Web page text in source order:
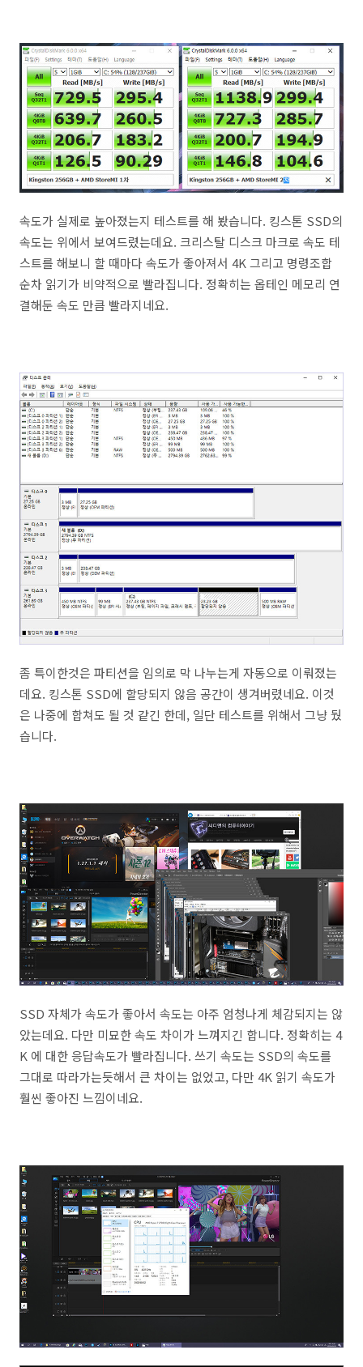
속도가 실제로 높아졌는지 테스트를 해 봤습니다. 킹스톤 SSD의
속도는 위에서 보여드렸는데요. 크리스탈 디스크 마크로 속도 테
스트를 해보니 할 때마다 속도가 좋아져서 4K 그리고 명령조합
순차 읽기가 비약적으로 빨라집니다. 정확히는 옵테인 메모리 연
결해둔 속도 만큼 빨라지네요.
좀 특이한것은 파티션을 임의로 막 나누는게 자동으로 이뤄졌는
데요. 킹스톤 SSD에 할당되지 않음 공간이 생겨버렸네요. 이것
은 나중에 합쳐도 될 것 같긴 한데, 일단 테스트를 위해서 그냥 뒀
습니다.
SSD 자체가 속도가 좋아서 속도는 아주 엄청나게 체감되지는 않
았는데요. 다만 미묘한 속도 차이가 느껴지긴 합니다. 정확히는 4
K 에 대한 응답속도가 빨라집니다. 쓰기 속도는 SSD의 속도를
그대로 따라가는듯해서 큰 차이는 없었고, 다만 4K 읽기 속도가
훨씬 좋아진 느낌이네요.